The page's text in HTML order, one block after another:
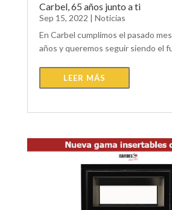
Carbel, 65 años junto a ti
Sep 15, 2022 | Noticias
En Carbel cumplimos el pasado
años y queremos seguir siendo el
LEER MÁS